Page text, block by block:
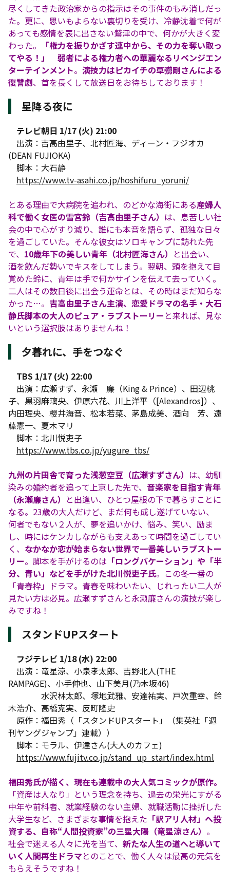
尽くしてきた政治家からの指示はその事件のもみ消しだっ
た。更に、思いもよらない裏切りを受け、冷静沈着で何が
あっても感情を表に出さない鷲津の中で、何かが大きく変
わった。
「権力を振りかざす連中から、その力を奪い取っ
てやる！」
弱者による権力者への華麗なるリベンジエン
ターテインメント。 演技力はピカイチの草彅剛さんによる
復讐劇、首を長くして放送日をお待ちしております！
星降る夜に
テレビ朝日 1/17 (火) 21:00
出演：吉高由里子、北村匠海、ディーン・フジオカ
(DEAN FUJIOKA)
脚本：大石静
https://www.tv-asahi.co.jp/hoshifuru_yoruni/
とある理由で大病院を追われ、のどかな海街にある産婦人
科で働く女医の雪宮鈴（吉高由里子さん） は、息苦しい社
会の中で心がすり減り、誰にも本音を語らず、孤独な日々
を過ごしていた。そんな彼女はソロキャンプに訪れた先
で、 10歳年下の美しい青年（北村匠海さん） と出会い、
酒を飲んだ勢いでキスをしてしまう。翌朝、頭を抱えて目
覚めた鈴に、青年は手で何かサインを伝えて去っていく。
二人はその数日後に出会う運命とは、その時はまだ知らな
かった…。 吉高由里子さん主演、恋愛ドラマの名手・大石
静氏脚本の大人のピュア・ラブストーリー と来れば、見な
いという選択肢はありませんね！
夕暮れに、手をつなぐ
TBS 1/17 (火) 22:00
出演：広瀬すず、永瀬 廉（King & Prince）、田辺桃
子、黒羽麻璃央、伊原六花、川上洋平（[Alexandros]）、
内田理央、櫻井海音、松本若菜、茅島成美、酒向 芳、遠
藤憲一、夏木マリ
脚本：北川悦吏子
https://www.tbs.co.jp/yugure_tbs/
九州の片田舎で育った浅葱空豆（広瀬すずさん） は、幼馴
染みの婚約者を追って上京した先で、 音楽家を目指す青年
（永瀬廉さん） と出逢い、ひとつ屋根の下で暮らすことに
なる。23歳の大人だけど、まだ何も成し遂げていない、
何者でもない２人が、夢を追いかけ、悩み、笑い、励ま
し、時にはケンカしながらも支えあって時間を過ごしてい
く、 なかなか恋が始まらない世界で一番美しいラブストー
リー。脚本を手がけるのは 「ロングバケーション」や「半
分、青い」などを手がけた北川悦吏子氏。この冬一番の
「青春枠」ドラマ。青春を味わいたい、じれったい二人が
見たい方は必見。広瀬すずさんと永瀬廉さんの演技が楽し
みですね！
スタンドUPスタート
フジテレビ 1/18 (水) 22:00
出演：竜星涼、小泉孝太郎、吉野北人(THE
RAMPAGE)、小手伸也、山下美月(乃木坂46)
水沢林太郎、塚地武雅、安達祐実、戸次重幸、鈴
木浩介、高橋克実、反町隆史
原作：福田秀（「スタンドUPスタート」（集英社「週
刊ヤングジャンプ」連載））
脚本：モラル、伊達さん(大人のカフェ)
https://www.fujitv.co.jp/stand_up_start/index.html
福田秀氏が描く、現在も連載中の大人気コミックが原作。
「資産は人なり」という理念を持ち、過去の栄光にすがる
中年や前科者、就業経験のない主婦、就職活動に挫折した
大学生など、さまざまな事情を抱えた 「訳アリ人材」へ投
資する、自称“人間投資家”の三星大陽（竜星涼さん） 。
社会で迷える人々に光を当て、 新たな人生の道へと導いて
いく人間再生ドラマとのことで、働く人々は最高の元気を
もらえそうですね！